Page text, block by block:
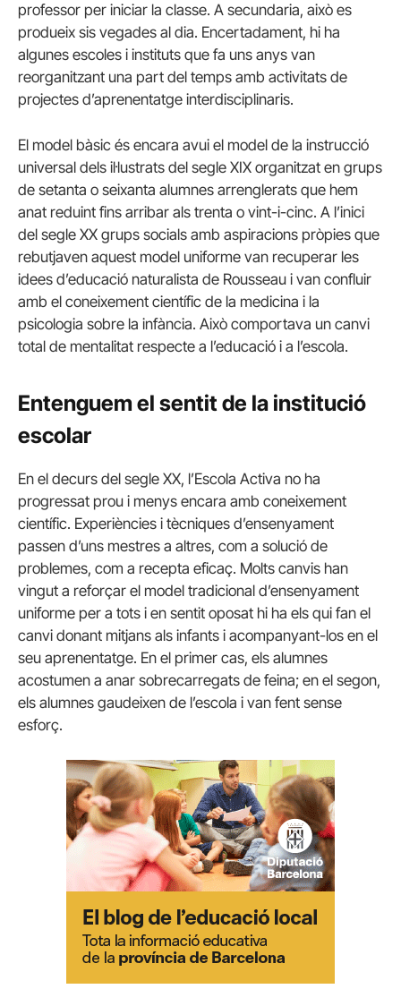
professor per iniciar la classe. A secundaria, això es
produeix sis vegades al dia. Encertadament, hi ha
algunes escoles i instituts que fa uns anys van
reorganitzant una part del temps amb activitats de
projectes d’aprenentatge interdisciplinaris.
El model bàsic és encara avui el model de la instrucció
universal dels il·lustrats del segle XIX organitzat en grups
de setanta o seixanta alumnes arrenglerats que hem
anat reduint fins arribar als trenta o vint-i-cinc. A l’inici
del segle XX grups socials amb aspiracions pròpies que
rebutjaven aquest model uniforme van recuperar les
idees d’educació naturalista de Rousseau i van confluir
amb el coneixement científic de la medicina i la
psicologia sobre la infància. Això comportava un canvi
total de mentalitat respecte a l’educació i a l’escola.
Entenguem el sentit de la institució
escolar
En el decurs del segle XX, l’Escola Activa no ha
progressat prou i menys encara amb coneixement
científic. Experiències i tècniques d’ensenyament
passen d’uns mestres a altres, com a solució de
problemes, com a recepta eficaç. Molts canvis han
vingut a reforçar el model tradicional d’ensenyament
uniforme per a tots i en sentit oposat hi ha els qui fan el
canvi donant mitjans als infants i acompanyant-los en el
seu aprenentatge. En el primer cas, els alumnes
acostumen a anar sobrecarregats de feina; en el segon,
els alumnes gaudeixen de l’escola i van fent sense
esforç.